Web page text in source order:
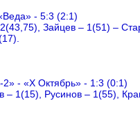
- 5:3 (2:1)
Зайцев – 1(51) –
- «Х Октябрь» - 1:3 (0:1)
1(15), Русинов – 1(55),